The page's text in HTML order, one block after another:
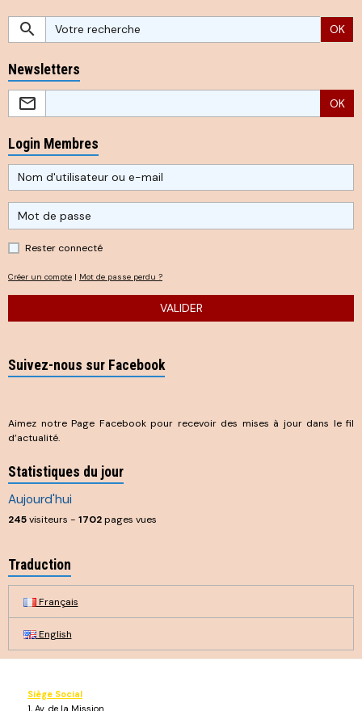
OK
Newsletters
OK
Login Membres
Rester connecté
Créer un compte | Mot de passe perdu ?
VALIDER
Suivez-nous sur Facebook
Aimez notre Page Facebook pour recevoir des mises à jour dans le fil
d’actualité.
Statistiques du jour
Aujourd'hui
245visiteurs - 1702pages vues
Traduction
Français
English
Siège Social